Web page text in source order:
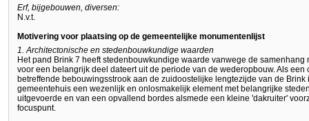
Erf, bijgebouwen, diversen:
N.v.t.
Motivering voor plaatsing op de gemeentelijke monumentenlijst
1. Architectonische en stedenbouwkundige waarden
Het pand Brink 7 heeft stedenbouwkundige waarde vanwege de
voor een belangrijk deel dateert uit de periode van de wederopbouw. Als
betreffende bebouwingsstrook aan de zuidoostelijke lengtezijde van de
gemeentehuis een wezenlijk en onlosmakelijk element met belangrijke
uitgevoerde en van een opvallend bordes alsmede een kleine 'dakruiter'
focuspunt.